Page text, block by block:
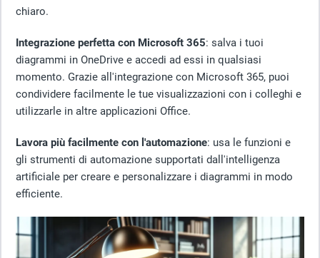
chiaro.
Integrazione perfetta con Microsoft 365: salva i tuoi
diagrammi in OneDrive e accedi ad essi in qualsiasi
momento. Grazie all'integrazione con Microsoft 365, puoi
condividere facilmente le tue visualizzazioni con i colleghi e
utilizzarle in altre applicazioni Office.
Lavora più facilmente con l'automazione: usa le funzioni e
gli strumenti di automazione supportati dall'intelligenza
artificiale per creare e personalizzare i diagrammi in modo
efficiente.